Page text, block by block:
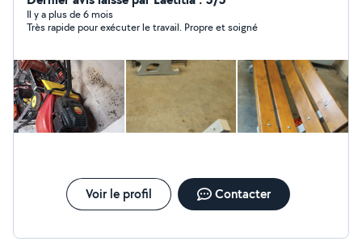
Il y a plus de 6 mois
Très rapide pour exécuter le travail. Propre et soigné
Voir le profil Contacter